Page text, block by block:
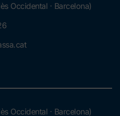
Occidental · Barcelona)
Occidental · Barcelona)